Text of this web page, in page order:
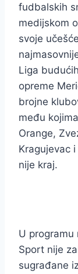
fudbalskih
medijskom
svoje
Liga
opreme
brojne
među
Orange,
Kragujevac
nije kraj.
U
Sport nije
sugrađane